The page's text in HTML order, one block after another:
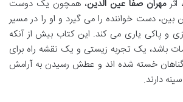
، اثرمهران صفا عین الدین، همچون یک دوست
بین، دست خواننده را می گیرد و او را در مسیر
و پاکی یاری می کند. این کتاب بیش از آنکه
باشد، یک تجربه زیستی و یک نقشه راه برای
گناهان خسته شده اند و عطش رسیدن به آرامش
دارند.